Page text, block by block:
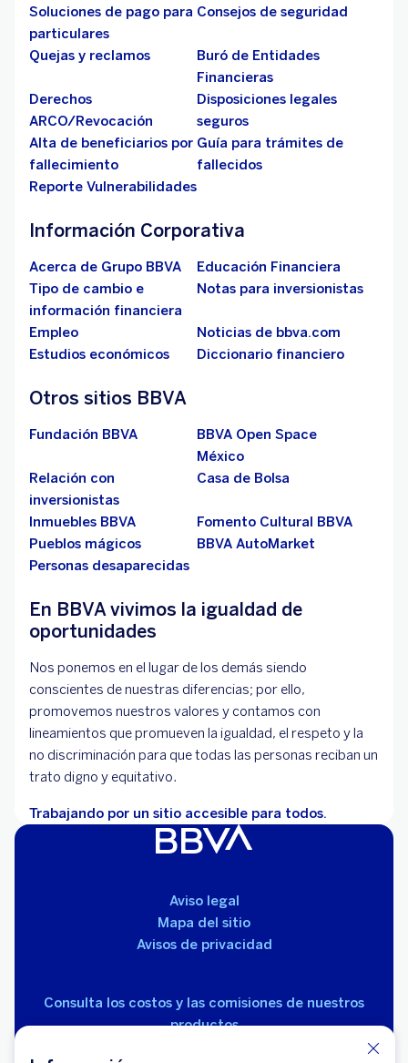
Soluciones de pago para
particulares
Consejos de seguridad
Quejas y reclamos
Buró de Entidades
Financieras
Derechos
ARCO/Revocación
Disposiciones legales
seguros
Alta de beneficiarios por
fallecimiento
Guía para trámites de
fallecidos
Reporte Vulnerabilidades
Información Corporativa
Acerca de Grupo BBVA
Educación Financiera
Tipo de cambio e
información financiera
Notas para inversionistas
Empleo
Noticias de bbva.com
Estudios económicos
Diccionario financiero
Otros sitios BBVA
Fundación BBVA
BBVA Open Space
México
Relación con
inversionistas
Casa de Bolsa
Inmuebles BBVA
Fomento Cultural BBVA
Pueblos mágicos
BBVA AutoMarket
Personas desaparecidas
En BBVA vivimos la igualdad de
oportunidades
Nos ponemos en el lugar de los demás siendo
conscientes de nuestras diferencias; por ello,
promovemos nuestros valores y contamos con
lineamientos que promueven la igualdad, el respeto y la
no discriminación para que todas las personas reciban un
trato digno y equitativo.
Trabajando por un sitio accesible para todos.
Aviso legal
Mapa del sitio
Avisos de privacidad
Consulta los costos y las comisiones de nuestros
productos